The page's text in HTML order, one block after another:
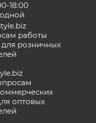
18:00
работы
для розничных
оптовых